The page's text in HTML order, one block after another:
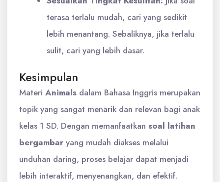
terasa terlalu mudah, cari yang sedikit
lebih menantang. Sebaliknya, jika terlalu
sulit, cari yang lebih dasar.
Kesimpulan
Materi Animals dalam Bahasa Inggris merupakan
topik yang sangat menarik dan relevan bagi anak
kelas 1 SD. Dengan memanfaatkan soal latihan
bergambar yang mudah diakses melalui
unduhan daring, proses belajar dapat menjadi
lebih interaktif, menyenangkan, dan efektif.